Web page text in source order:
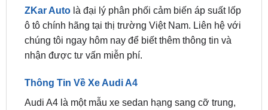
chúng tôi ngay hôm nay để biết thêm thông tin và
nhận được tư vấn miễn phí.
Thông Tin Về Xe Audi A4
nổi tiếng với thiết kế thanh lịch, công nghệ tiên tiến
và khả năng lái ấn tượng. Được sản xuất bởi hãng